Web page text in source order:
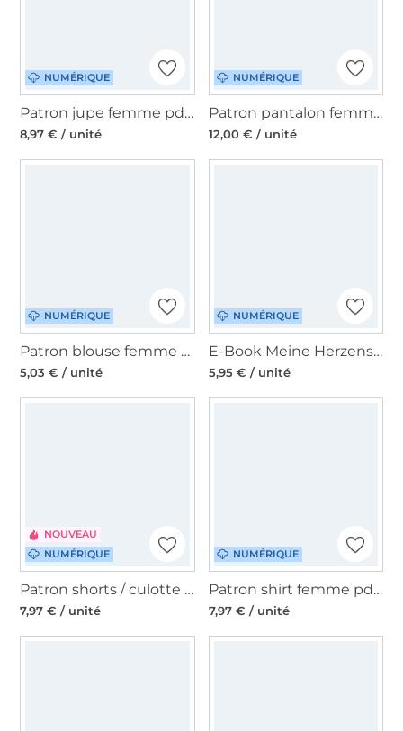
NUMÉRIQUE
Patron jupe femme pdf Mallare drei eM's, en allemand
8,97 € / unité
NUMÉRIQUE
Patron pantalon femme pdf Rita PrimaRimma, en français
12,00 € / unité
NUMÉRIQUE
Patron blouse femme pdf Maddou Sew Simple, en allemand
5,03 € / unité
NUMÉRIQUE
E-Book Meine Herzenswelt Meine Suri Shorts, en allemand
5,95 € / unité
NOUVEAU
NUMÉRIQUE
Patron shorts / culotte femme pdf Valencia Lillesol & Pelle, en allemand
7,97 € / unité
NUMÉRIQUE
Patron shirt femme pdf Solea Lillesol & Pelle, en allemand
7,97 € / unité